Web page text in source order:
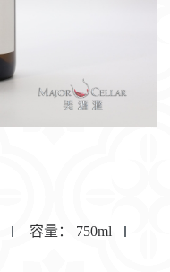
容量：
750ml